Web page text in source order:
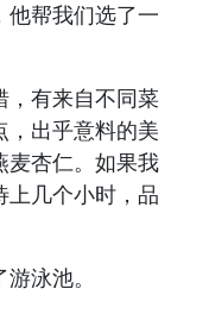
他帮我们选了一
，有来自不同菜
，出乎意料的美
麦杏仁。如果我
上几个小时，品
泳池。